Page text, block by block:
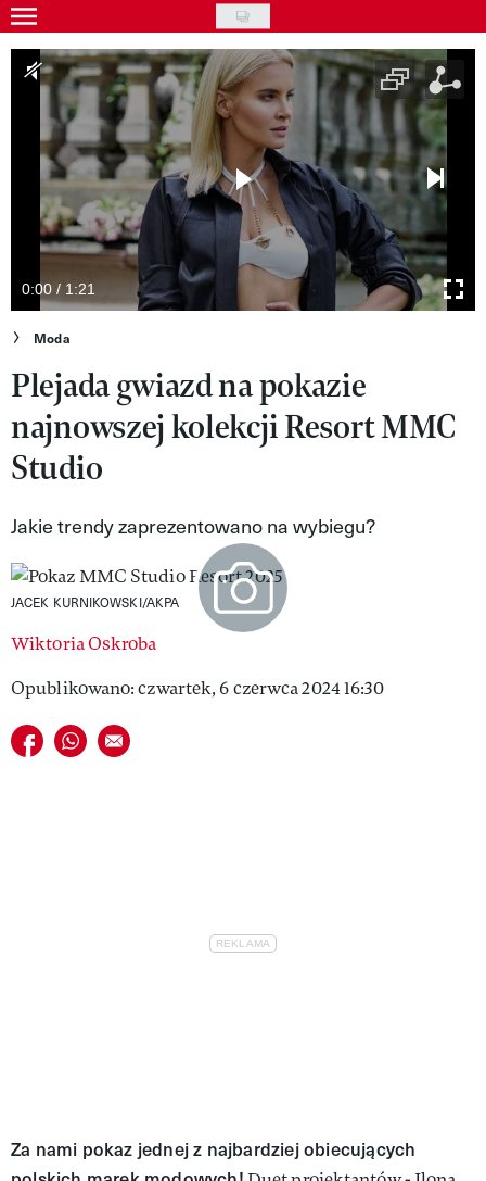
Skip
to
main
content
Gwiazdy
Ludzie
Moda
Uroda
Styl życia
Kultura
Wideo
Nasze akcje
VIVA!ART
VIVA!MODA
VIVA!PEOPLE POWER
VIVA!ITAKA
MAGAZYN VIVA!
0:00 / 1:21
Moda
Plejada gwiazd na pokazie
najnowszej kolekcji Resort MMC
Studio
Jakie trendy zaprezentowano na wybiegu?
JACEK KURNIKOWSKI/AKPA
Wiktoria Oskroba
Opublikowano: czwartek, 6 czerwca 2024 16:30
Udostępnij na facebook
Udostępnij na whatsapp
E-mail do przyjaciela
Za nami pokaz jednej z najbardziej obiecujących